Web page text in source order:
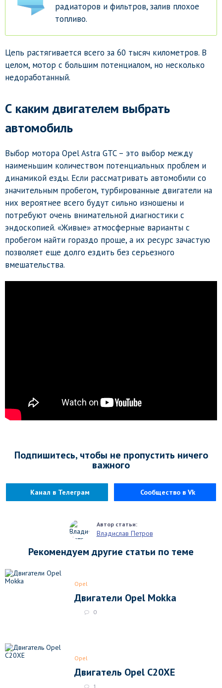
радиаторов и фильтров, залив плохое
топливо.
Цепь растягивается всего за 60 тысяч километров. В
целом, мотор с большим потенциалом, но несколько
недоработанный.
С каким двигателем выбрать
автомобиль
Выбор мотора Opel Astra GTC – это выбор между
наименьшим количеством потенциальных проблем и
динамикой езды. Если рассматривать автомобили со
значительным пробегом, турбированные двигатели на
них вероятнее всего будут сильно изношены и
потребуют очень внимательной диагностики с
эндоскопией. «Живые» атмосферные варианты с
пробегом найти гораздо проще, а их ресурс зачастую
позволяет еще долго ездить без серьезного
вмешательства.
Подпишитесь, чтобы не пропустить ничего
важного
Канал в Телеграм Сообщество в Vk
Владислав Петров
Рекомендуем другие статьи по теме
Opel
Двигатели Opel Mokka
0
Opel
Двигатель Opel C20XE
1